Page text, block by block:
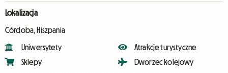
Lokalizacja
Córdoba, Hiszpania
Uniwersytety
Sklepy
Atrakcje turystyczne
Dworzec kolejowy